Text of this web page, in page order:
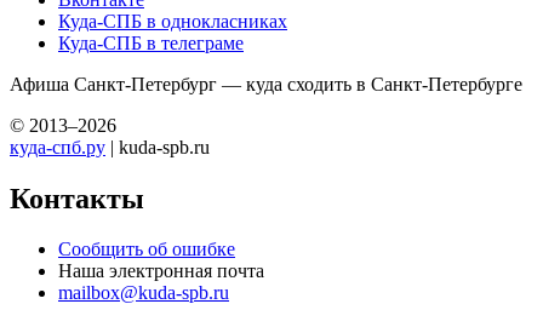
Куда-СПБ в однокласниках
Куда-СПБ в телеграме
Афиша Санкт-Петербург — куда сходить в Санкт-Петербурге
© 2013–2026
куда-спб.ру | kuda-spb.ru
Контакты
Сообщить об ошибке
Наша электронная почта
mailbox@kuda-spb.ru